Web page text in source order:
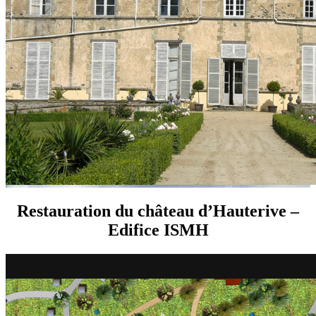
Restauration du château d’Hauterive –
Edifice ISMH